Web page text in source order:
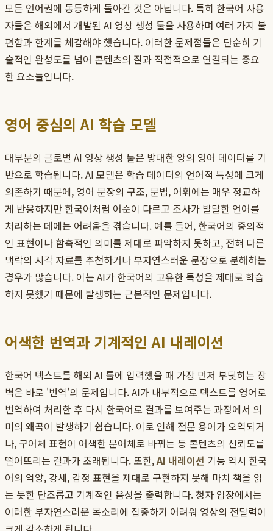
모든 언어권에 동등하게 돌아간 것은 아닙니다. 특히 한국어 사용
자들은 해외에서 개발된 AI 영상 생성 툴을 사용하며 여러 가지 불
편함과 한계를 체감해야 했습니다. 이러한 문제점들은 단순히 기
술적인 완성도를 넘어 콘텐츠의 질과 직접적으로 연결되는 중요
한 요소들입니다.
영어 중심의 AI 학습 모델
대부분의 글로벌 AI 영상 생성 툴은 방대한 양의 영어 데이터를 기
반으로 학습됩니다. AI 모델은 학습 데이터의 언어적 특성에 크게
의존하기 때문에, 영어 문장의 구조, 문법, 어휘에는 매우 정교하
게 반응하지만 한국어처럼 어순이 다르고 조사가 발달한 언어를
처리하는 데에는 어려움을 겪습니다. 예를 들어, 한국어의 중의적
인 표현이나 함축적인 의미를 제대로 파악하지 못하고, 전혀 다른
맥락의 시각 자료를 추천하거나 부자연스러운 문장으로 분해하는
경우가 많습니다. 이는 AI가 한국어의 고유한 특성을 제대로 학습
하지 못했기 때문에 발생하는 근본적인 문제입니다.
어색한 번역과 기계적인 AI 내레이션
한국어 텍스트를 해외 AI 툴에 입력했을 때 가장 먼저 부딪히는 장
벽은 바로 '번역'의 문제입니다. AI가 내부적으로 텍스트를 영어로
번역하여 처리한 후 다시 한국어로 결과를 보여주는 과정에서 의
미의 왜곡이 발생하기 쉽습니다. 이로 인해 전문 용어가 오역되거
나, 구어체 표현이 어색한 문어체로 바뀌는 등 콘텐츠의 신뢰도를
떨어뜨리는 결과가 초래됩니다. 또한,AI 내레이션 기능 역시 한국
어의 억양, 강세, 감정 표현을 제대로 구현하지 못해 마치 책을 읽
는 듯한 단조롭고 기계적인 음성을 출력합니다. 청자 입장에서는
이러한 부자연스러운 목소리에 집중하기 어려워 영상의 전달력이